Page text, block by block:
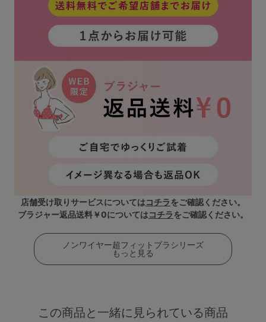
店舗受け取りサービスについてはコチラ をご確認ください。
ブラジャー返品送料￥0についてはコチラ をご確認ください。
ノンワイヤー超フィットブラシリーズ
もっと見る
この商品と一緒に見られている商品